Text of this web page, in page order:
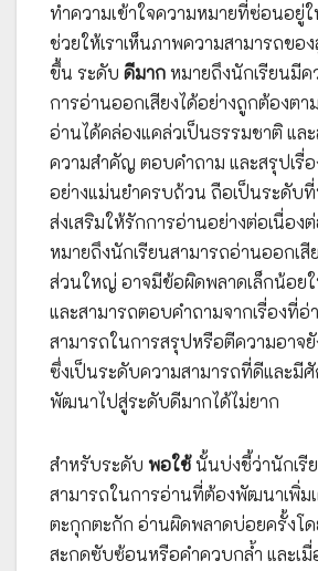
ทำความเข้าใจความหมายที่ซ่อนอยู่
ช่วยให้เราเห็นภาพความสามารถขอ
ขึ้น ระดับ ดีมากหมายถึงนักเรียนมีค
การอ่านออกเสียงได้อย่างถูกต้องต
อ่านได้คล่องแคล่วเป็นธรรมชาติ แล
ความสำคัญ ตอบคำถาม และสรุปเรื่
อย่างแม่นยำครบถ้วน ถือเป็นระดับ
ส่งเสริมให้รักการอ่านอย่างต่อเนื่อง
หมายถึงนักเรียนสามารถอ่านออกเสี
ส่วนใหญ่ อาจมีข้อผิดพลาดเล็กน้อย
และสามารถตอบคำถามจากเรื่องที่อ่
สามารถในการสรุปหรือตีความอาจ
ซึ่งเป็นระดับความสามารถที่ดีและมี
พัฒนาไปสู่ระดับดีมากได้ไม่ยาก
สำหรับระดับ พอใช้นั้นบ่งชี้ว่านักเรี
สามารถในการอ่านที่ต้องพัฒนาเพิ่ม
ตะกุกตะกัก อ่านผิดพลาดบ่อยครั้งโ
สะกดซับซ้อนหรือคำควบกล้ำ และเมื่